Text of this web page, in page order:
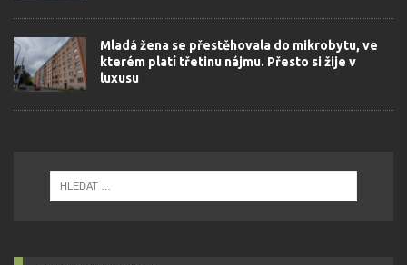
Mladá žena se přestěhovala do mikrobytu, ve
kterém platí třetinu nájmu. Přesto si žije v
luxusu